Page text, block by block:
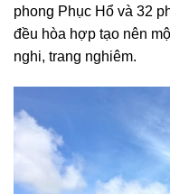
phong Phục Hổ và 32
đều hòa hợp tạo nên
nghi, trang nghiêm.